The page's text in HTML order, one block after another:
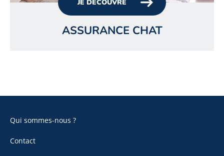
JE DÉCOUVRE
ASSURANCE CHAT
Qui sommes-nous ?
Contact